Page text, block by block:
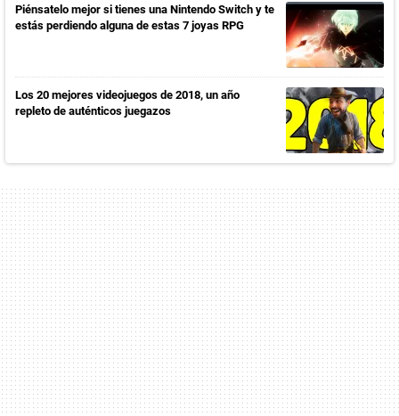
Piénsatelo mejor si tienes una Nintendo Switch y te
estás perdiendo alguna de estas 7 joyas RPG
Los 20 mejores videojuegos de 2018, un año
repleto de auténticos juegazos